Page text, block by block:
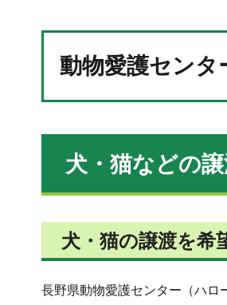
動物愛護センタ
犬・猫などの
犬・猫の譲渡を希
長野県動物愛護センター（ハロ